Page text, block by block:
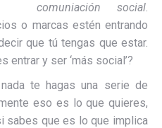
comuniación social.
o marcas estén entrando
que tú tengas que estar.
entrar y ser ‘más social’?
te hagas una serie de
eso es lo que quieres,
sabes que es lo que implica